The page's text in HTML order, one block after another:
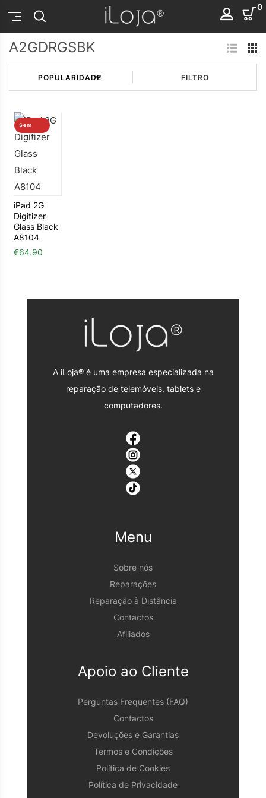
0
A2GDRGSBK
FILTRO
Sem
stock
iPad 2G
Digitizer
Glass Black
A8104
€64.90
A iLoja® é uma empresa especializada na
reparação de telemóveis, tablets e
computadores.
Menu
Sobre nós
Reparações
Reparação à Distância
Contactos
Afiliados
Apoio ao Cliente
Perguntas Frequentes (FAQ)
Contactos
Devoluções e Garantias
Termos e Condições
Política de Cookies
Política de Privacidade